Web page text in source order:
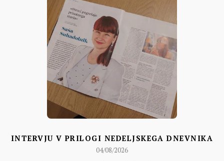
INTERVJU V PRILOGI NEDELJSKEGA DNEVNIKA
04/08/2026